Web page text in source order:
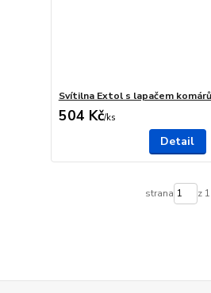
Svítilna Extol s lapačem komárů
504 Kč/ks
Detail
strana z 1